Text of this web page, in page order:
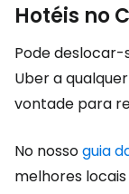
Hotéis no
Pode
Uber a
vontade para
No nossoguia
melhores